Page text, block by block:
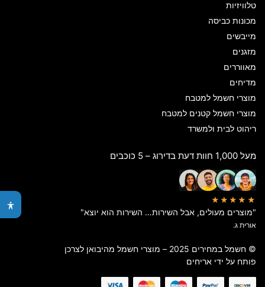
טלוויזיות
מכונות כביסה
מייבשים
מזגנים
מאווררים
מדיחים
מוצרי חשמל למטבח
מוצרי חשמל קטנים למטבח
ריהוט לבית ולמשרד
מעל 1,000 חוות דעת בדירוג – 5 כוכבים
★★★★★
"מוצרים מעולים, אבל השירות… השירות הוא יוצא"
אורית ג.
© חשמל במחירים 2025 – מוצרי חשמל מהיבואן לצרכן
פותח על ידי אריחים